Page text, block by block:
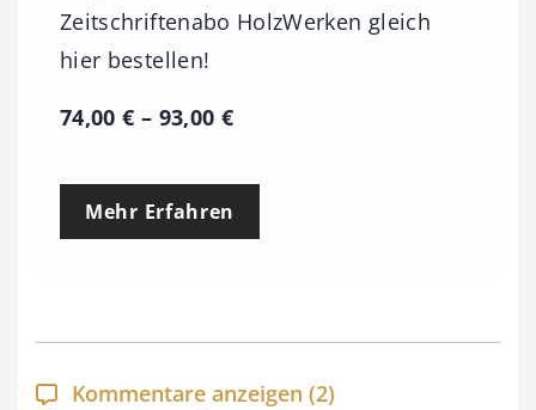
Zeitschriftenabo HolzWerken gleich
hier bestellen!
74,00€ – 93,00 €P
e
p
a
Mehr Erfahren
Kommentare anzeigen (2)